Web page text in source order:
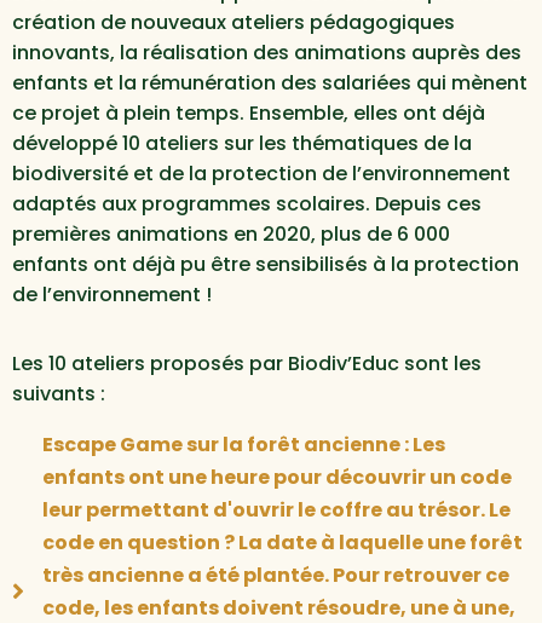
création de nouveaux ateliers pédagogiques
innovants, la réalisation des animations auprès des
enfants et la rémunération des salariées qui mènent
ce projet à plein temps. Ensemble, elles ont déjà
développé 10 ateliers sur les thématiques de la
biodiversité et de la protection de l’environnement
adaptés aux programmes scolaires. Depuis ces
premières animations en 2020, plus de 6 000
enfants ont déjà pu être sensibilisés à la protection
de l’environnement !
Les 10 ateliers proposés par Biodiv’Educ sont les
suivants :
Escape Game sur la forêt ancienne : Les
enfants ont une heure pour découvrir un code
leur permettant d'ouvrir le coffre au trésor. Le
code en question ? La date à laquelle une forêt
très ancienne a été plantée. Pour retrouver ce
code, les enfants doivent résoudre, une à une,